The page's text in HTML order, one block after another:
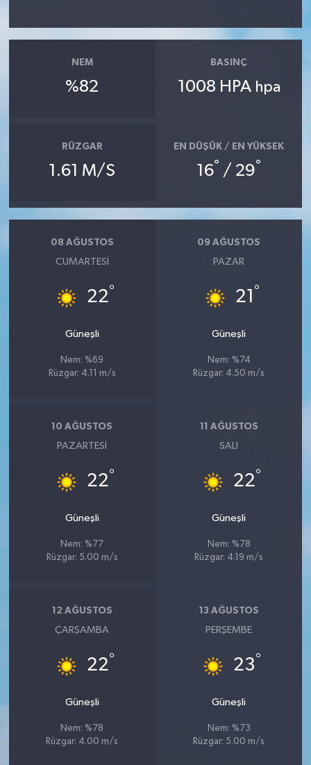
NEM
%82
BASINÇ
1008 HPA hpa
RÜZGAR
1.61 M/S
EN DÜŞÜK / EN YÜKSEK
16° / 29°
08 AĞUSTOS
CUMARTESI
22°
Güneşli
Nem: %69
Rüzgar: 4.11 m/s
09 AĞUSTOS
PAZAR
21 °
Güneşli
Nem: %74
Rüzgar: 4.50 m/s
10 AĞUSTOS
PAZARTESI
22°
Güneşli
Nem: %77
Rüzgar: 5.00 m/s
11 AĞUSTOS
SALI
22°
Güneşli
Nem: %78
Rüzgar: 4.19 m/s
12 AĞUSTOS
ÇARŞAMBA
22°
Güneşli
Nem: %78
Rüzgar: 4.00 m/s
13 AĞUSTOS
PERŞEMBE
23°
Güneşli
Nem: %73
Rüzgar: 5.00 m/s